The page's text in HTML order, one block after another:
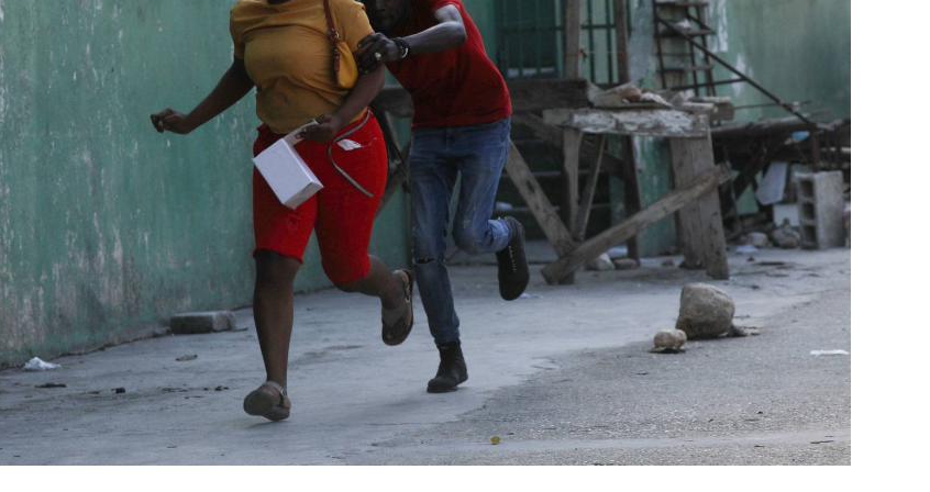
غير الاستراتيجية».
وفي أوكرانيا، فكّكت أجهزة الأمن شبكة من العملاء التابعين لجهاز الأمن الفدرالي الروسي «كانوا
يعدّون لاغتيال الرئيس الأوكراني» فولوديمير زيلينسكي ومسؤولين كبار آخرين، مثل رئيس جهاز
الاستخبارات العسكرية كيريلو بودانوف، بناءً على أوامر من موسكو. وأوقفت الأجهزة الأوكرانية
ضابطَي أمن، مشيرةً إلى أن المشتبه فيهما اللذَين أوقفا «شخصان برتبة كولونيل» من جهاز الدولة
الأوكراني الذي يتولّى أمن المسؤولين الحكوميين.
وذكرت الأجهزة أن هذه الشبكة كانت «تحت إشراف» جهاز الأمن الفدرالي الروسي ويُشتبه في أن
المسؤولَين «نقلا معلومات سرّية» إلى روسيا، مؤكدةً أنهما كانا يُريدان تجنيد عسكريين «مقرّبين من
جهاز أمن» زيلينسكي بهدف «احتجازه كرهينة وقتله». وكشفت أجهزة الأمن الأوكرانية أن أحد أعضاء
هذه الشبكة حصل على مسيّرات ومتفجّرات.
من جهة أخرى، انتقد الرئيس الصيني شي جينبينغ في تصريحات لصحيفة «بوليتيكا» الصربية قبل وصوله
إلى العاصمة بلغراد، حلف «الناتو»، على خلفية قصفه «الفاضح» للسفارة الصينية في يوغوسلافيا عام
1999، محذّراً من أن بكين «لن تسمح قط بتكرار حدث تاريخي مأسوي كهذا».